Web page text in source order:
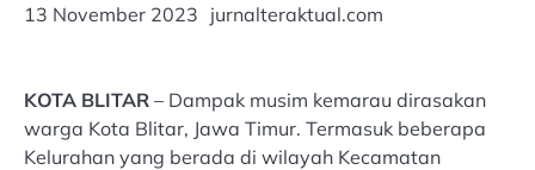
13 November 2023 jurnalteraktual.com
KOTA BLITAR – Dampak musim kemarau dirasakan
warga Kota Blitar, Jawa Timur. Termasuk beberapa
Kelurahan yang berada di wilayah Kecamatan